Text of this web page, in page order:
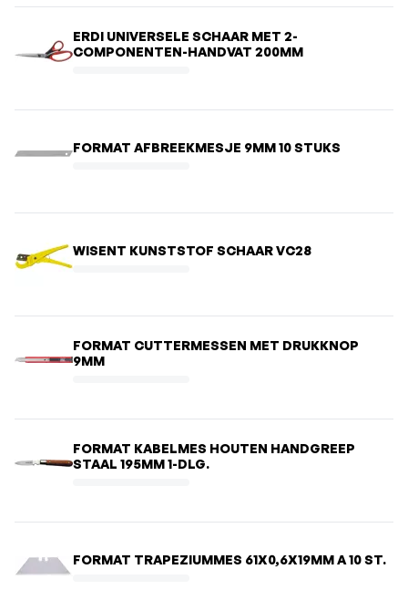
ERDI UNIVERSELE SCHAAR MET 2-
COMPONENTEN-HANDVAT 200MM
FORMAT AFBREEKMESJE 9MM 10 STUKS
WISENT KUNSTSTOF SCHAAR VC28
FORMAT CUTTERMESSEN MET DRUKKNOP
9MM
FORMAT KABELMES HOUTEN HANDGREEP
STAAL 195MM 1-DLG.
FORMAT TRAPEZIUMMES 61X0,6X19MM A 10 ST.